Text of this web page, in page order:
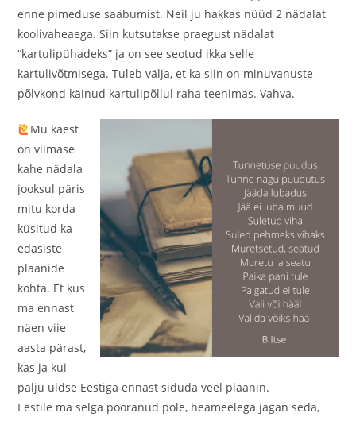
enne pimeduse saabumist. Neil ju hakkas nüüd 2 nädalat
koolivaheaega. Siin kutsutakse praegust nädalat
“kartulipühadeks” ja on see seotud ikka selle
kartulivõtmisega. Tuleb välja, et ka siin on minuvanuste
põlvkond käinud kartulipõllul raha teenimas. Vahva.
Mu käest
on viimase
kahe nädala
jooksul päris
mitu korda
küsitud ka
edasiste
plaanide
kohta. Et kus
ma ennast
näen viie
aasta pärast,
kas ja kui
palju üldse Eestiga ennast siduda veel plaanin.
Eestile ma selga pööranud pole, heameelega jagan seda,